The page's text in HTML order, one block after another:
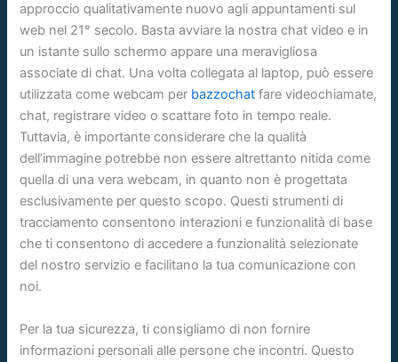
approccio qualitativamente nuovo agli appuntamenti sul
web nel 21° secolo. Basta avviare la nostra chat video e in
un istante sullo schermo appare una meravigliosa
associate di chat. Una volta collegata al laptop, può essere
utilizzata come webcam per bazzochat fare videochiamate,
chat, registrare video o scattare foto in tempo reale.
Tuttavia, è importante considerare che la qualità
dell’immagine potrebbe non essere altrettanto nitida come
quella di una vera webcam, in quanto non è progettata
esclusivamente per questo scopo. Questi strumenti di
tracciamento consentono interazioni e funzionalità di base
che ti consentono di accedere a funzionalità selezionate
del nostro servizio e facilitano la tua comunicazione con
noi.
Per la tua sicurezza, ti consigliamo di non fornire
informazioni personali alle persone che incontri. Questo